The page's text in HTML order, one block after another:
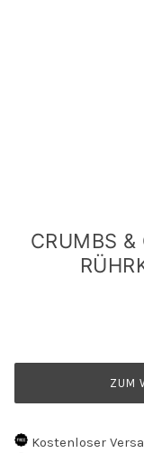
CRUMBS
ZUM
Kostenloser